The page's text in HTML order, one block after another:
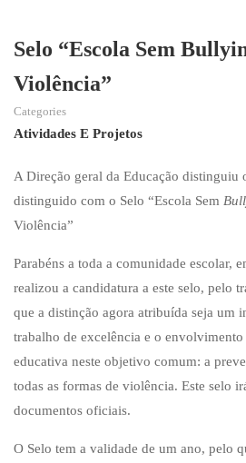
Selo “Escola Sem
Violência”
Categories
Atividades E Projetos
A Direção geral da Educação distinguiu
distinguido com o Selo “Escola Sem
Violência”
Parabéns a toda a comunidade escolar,
realizou a candidatura a este selo, pelo
que a distinção agora atribuída seja um
trabalho de excelência e o
educativa neste objetivo comum: a
todas as formas de violência. Este selo
documentos oficiais.
O Selo tem a validade de um ano, pelo